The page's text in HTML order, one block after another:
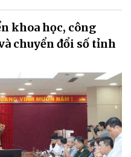
khoa học, công
chuyển đổi số tỉnh